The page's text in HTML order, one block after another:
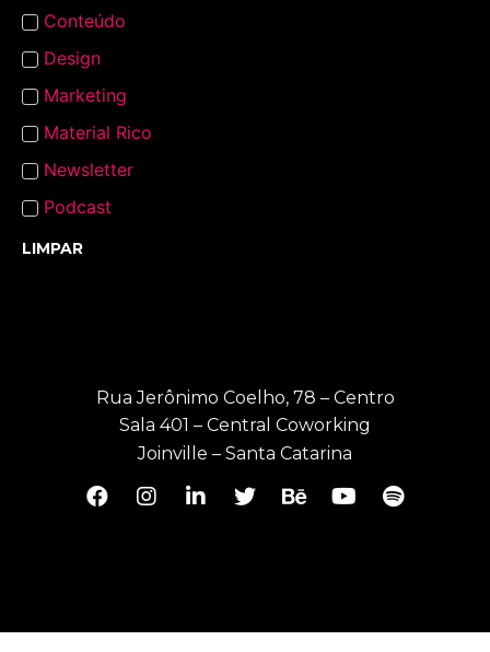
Conteúdo
Design
Marketing
Material Rico
Newsletter
Podcast
LIMPAR
Rua Jerônimo Coelho, 78 – Centro
Sala 401 – Central Coworking
Joinville – Santa Catarina